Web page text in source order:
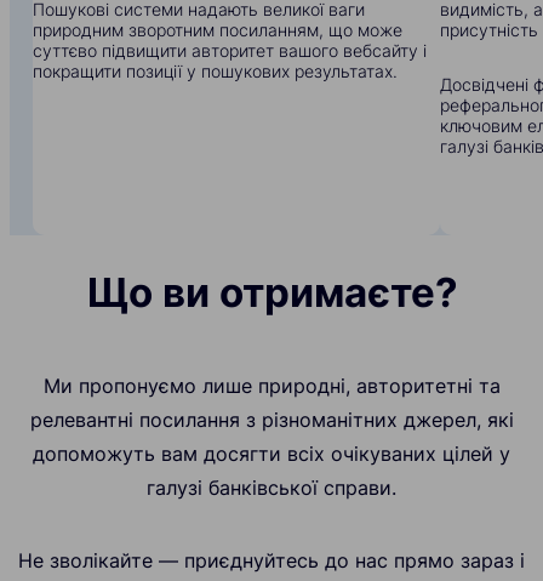
Пошукові системи надають великої ваги
природним зворотним посиланням, що може
суттєво підвищити авторитет вашого вебсайту і
покращити позиції у пошукових результатах.
видимість,
Досвідчені
ключовим
галузі
Що ви отримаєте?
Ми пропонуємо лише природні, авторитетні та
релевантні посилання з різноманітних джерел, які
допоможуть вам досягти всіх очікуваних цілей у
галузі банківської справи.
Не зволікайте — приєднуйтесь до нас прямо зараз і